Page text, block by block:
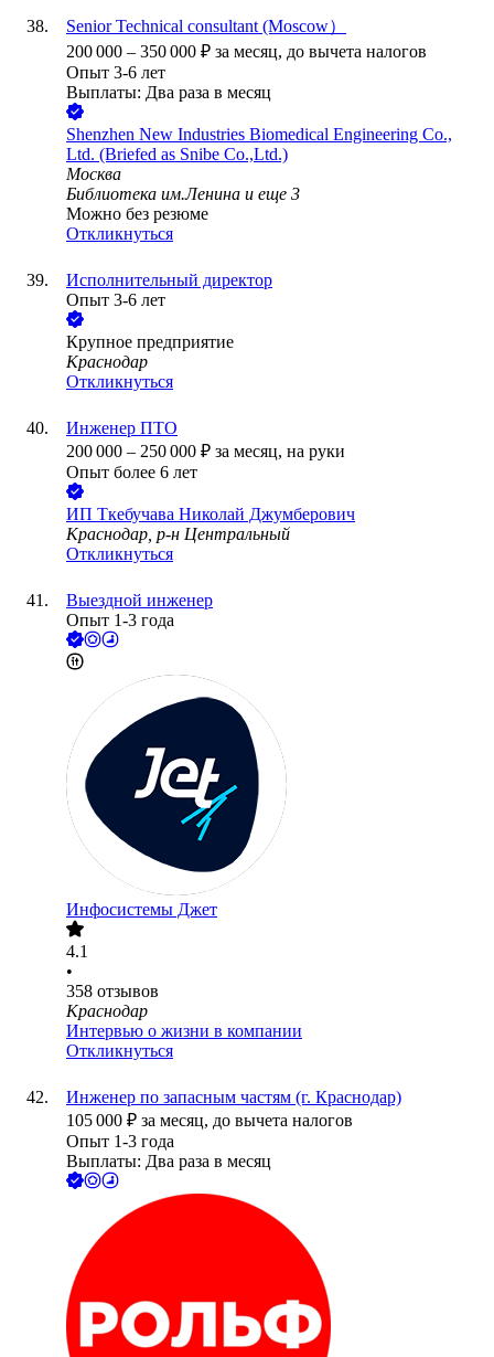
Senior Technical consultant (Moscow）
200 000 – 350 000 ₽ за месяц, до вычета налогов
Опыт 3-6 лет
Выплаты: Два раза в месяц
Shenzhen New Industries Biomedical Engineering Co.,
Ltd. (Briefed as Snibe Co.,Ltd.)
Москва
Библиотека им.Ленина и еще 3
Можно без резюме
Откликнуться
Исполнительный директор
Опыт 3-6 лет
Крупное предприятие
Краснодар
Откликнуться
Инженер ПТО
200 000 – 250 000 ₽ за месяц, на руки
Опыт более 6 лет
ИП Ткебучава Николай Джумберович
Краснодар, р-н Центральный
Откликнуться
Выездной инженер
Опыт 1-3 года
Инфосистемы Джет
4.1
•
358 отзывов
Краснодар
Интервью о жизни в компании
Откликнуться
Инженер по запасным частям (г. Краснодар)
105 000 ₽ за месяц, до вычета налогов
Опыт 1-3 года
Выплаты: Два раза в месяц